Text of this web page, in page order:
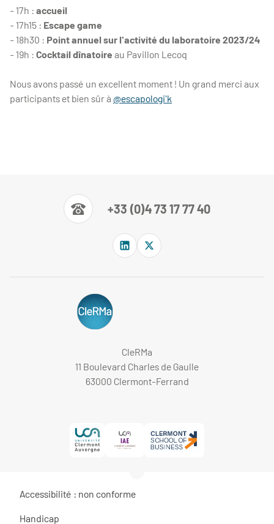
- 17h : accueil
- 17h15 : Escape game
- 18h30 : Point annuel sur l'activité du laboratoire 2023/24
- 19h : Cocktail dînatoire au Pavillon Lecoq
Nous avons passé un excellent moment ! Un grand merci aux
participants et bien sûr à @escapologi'k
+33 (0)4 73 17 77 40
CleRMa
11 Boulevard Charles de Gaulle
63000 Clermont-Ferrand
Accessibilité : non conforme
Handicap